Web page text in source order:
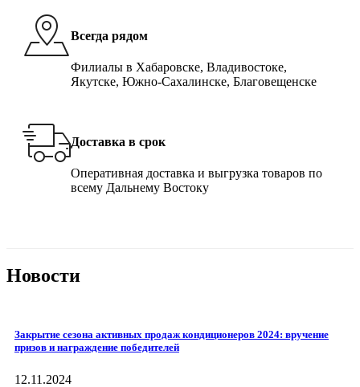
Всегда рядом
Филиалы в Хабаровске, Владивостоке,
Якутске, Южно-Сахалинске, Благовещенске
Доставка в срок
Оперативная доставка и выгрузка товаров по
всему Дальнему Востоку
Новости
Закрытие сезона активных продаж кондиционеров 2024: вручение
призов и награждение победителей
12.11.2024